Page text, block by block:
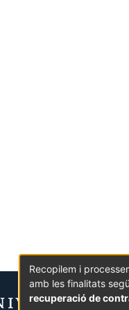
Recopilem i
amb les finalitats
recuperació de